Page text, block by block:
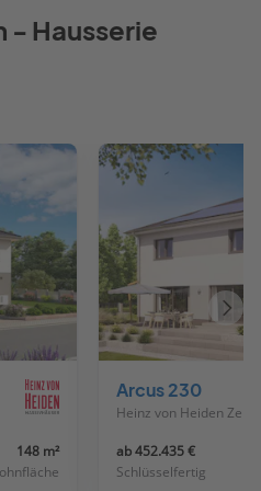
- Hausserie
148 m²
Arcus 230
ab 452.435 €
Schlüsselfertig